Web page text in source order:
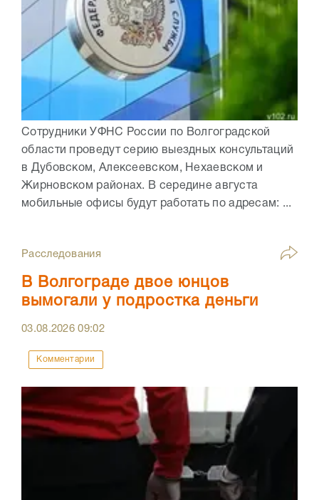
Сотрудники УФНС России по Волгоградской
области проведут серию выездных консультаций
в Дубовском, Алексеевском, Нехаевском и
Жирновском районах. В середине августа
мобильные офисы будут работать по адресам: ...
Расследования
В Волгограде двое юнцов
вымогали у подростка деньги
03.08.202609:02
Комментарии